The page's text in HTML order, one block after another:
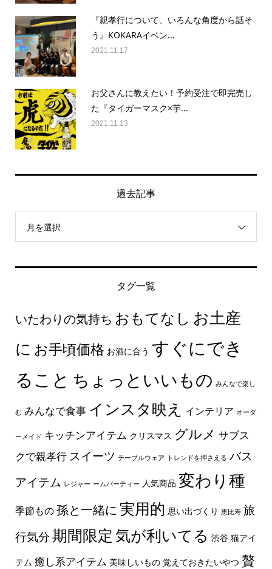
『親孝行について、いろんな角度から話そ
う』KOKARAイベン...
2021.11.17
お父さんに教えたい！予約受注で即完売し
た『タイガーマスク×芋...
2021.11.13
過去記事
月を選択
タグ一覧
いたわりの気持ち おもてなし お土産
に お手頃価格 お酒に合う すぐにでき
ること ちょっといいもの みんなで楽し
む みんなで食事 インスタ映え インテリア オーダ
ーメイド キッチンアイテム クリスマス グルメ サブス
クで親孝行 スイーツ テーブルウェア トレンドを押さえる バス
アイテム レジャー ームパーティー 人気商品 変わり種
季節もの 孫と一緒に 実用的 思い出づくり 恵比寿 旅
行気分 期間限定 気が利いてる 渋谷 猫アイ
テム 癒し系アイテム 美味しいもの 覚えておきたいやつ 贅